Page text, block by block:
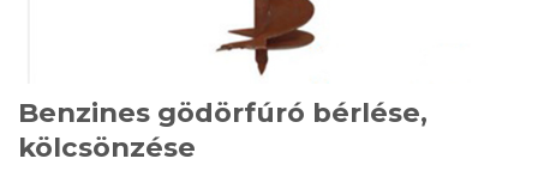
Benzines gödörfúró bérlése,
kölcsönzése